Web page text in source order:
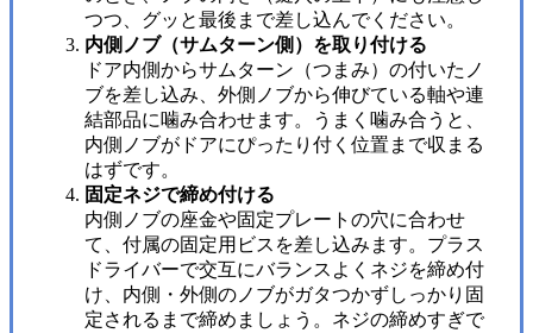
つつ、グッと最後まで差し込んでください。
内側ノブ（サムターン側）を取り付ける
ドア内側からサムターン（つまみ）の付いたノ
ブを差し込み、外側ノブから伸びている軸や連
結部品に噛み合わせます。うまく噛み合うと、
内側ノブがドアにぴったり付く位置まで収まる
はずです。
固定ネジで締め付ける
内側ノブの座金や固定プレートの穴に合わせ
て、付属の固定用ビスを差し込みます。プラス
ドライバーで交互にバランスよくネジを締め付
け、内側・外側のノブがガタつかずしっかり固
定されるまで締めましょう。ネジの締めすぎで